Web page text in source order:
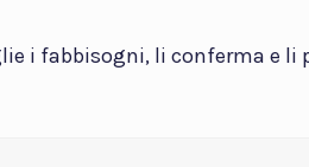
i fabbisogni, li conferma e li